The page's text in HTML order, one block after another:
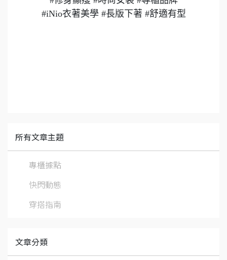
#iNio衣著美學 #長版下著 #舒適有型
所有文章主題
專櫃據點
快閃動態
穿搭指南
文章分類